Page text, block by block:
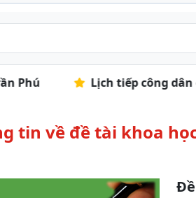
Lịch tiếp công dân
tin về đề tài khoa